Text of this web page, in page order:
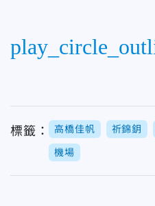
標籤： 高橋佳帆 祈錦鈅
機場